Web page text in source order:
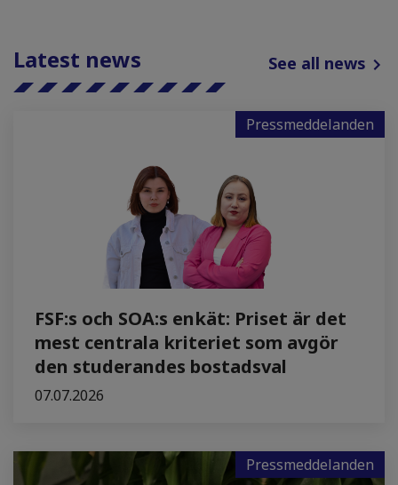
Latest news See all news
Pressmeddelanden
FSF:s och SOA:s enkät: Priset är det
mest centrala kriteriet som avgör
den studerandes bostadsval
07.07.2026
Pressmeddelanden